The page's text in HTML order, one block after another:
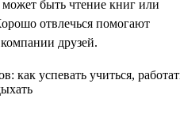
быть чтение книг или
отвлечься помогают
друзей.